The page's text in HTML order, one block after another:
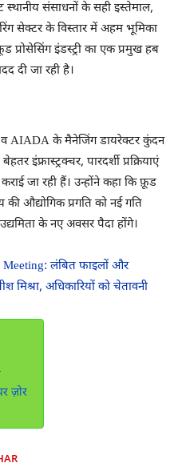
स्थानीय संसाधनों के सही इस्तेमाल,
सेक्टर के विस्तार में अहम भूमिका
प्रोसेसिंग इंडस्ट्री का एक प्रमुख हब
दी जा रही है।
AIADA के मैनेजिंग डायरेक्टर कुंदन
इंफ्रास्ट्रक्चर, पारदर्शी प्रक्रियाएं
जा रही हैं। उन्होंने कहा कि फ़ूड
की औद्योगिक प्रगति को नई गति
के नए अवसर पैदा होंगे।
लंबित फाइलों और
मिश्रा, अधिकारियों को चेतावनी
ज़ोर